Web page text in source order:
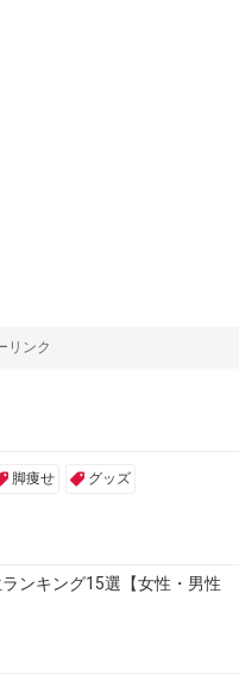
リンク
脚痩せ グッズ
ンキング15選【女性・男性